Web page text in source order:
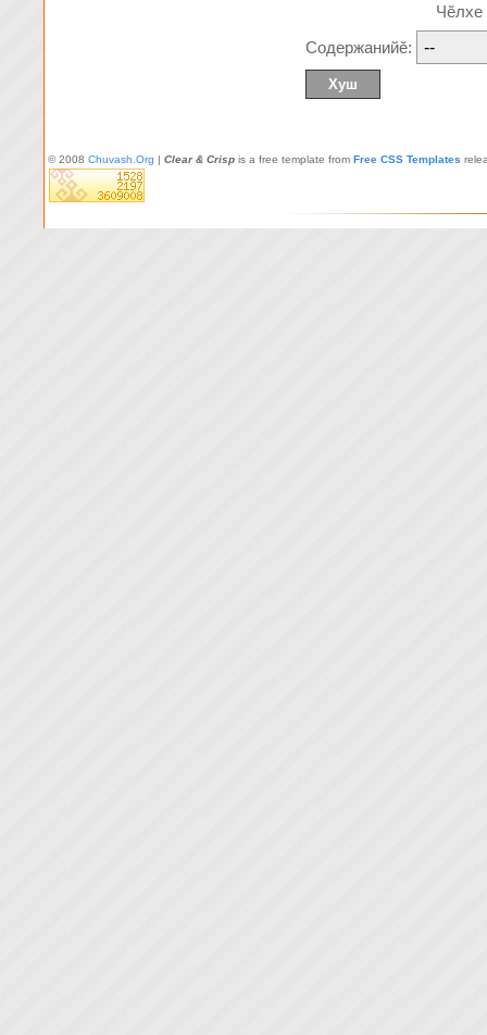
Содержанийĕ:
© 2008 Chuvash.Org | Clear & Crisp is a free template from Free CSS Templates